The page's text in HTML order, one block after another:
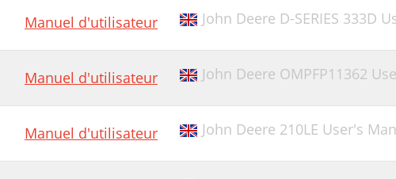
Manuel d'utilisateur John Deere D-SERIES 333D
Manuel d'utilisateur John Deere OMPFP11362
Manuel d'utilisateur John Deere 210LE User's